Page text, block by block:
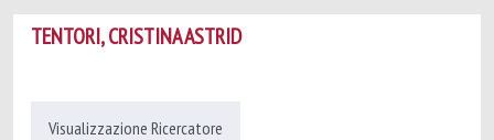
TENTORI, CRISTINA ASTRID
Visualizzazione Ricercatore